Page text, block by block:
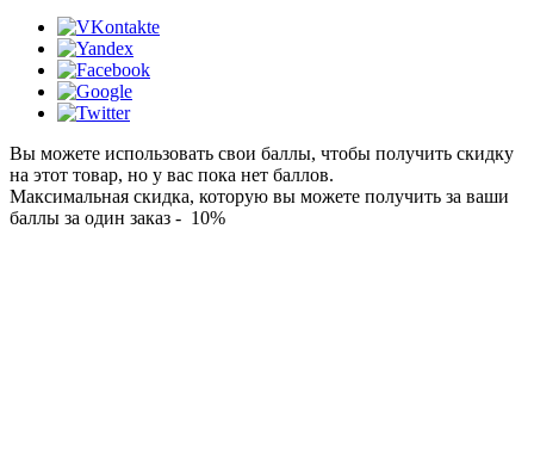
Вы можете использовать свои баллы, чтобы получить скидку
на этот товар, но у вас пока нет баллов.
Максимальная скидка, которую вы можете получить за ваши
баллы за один заказ - 10%